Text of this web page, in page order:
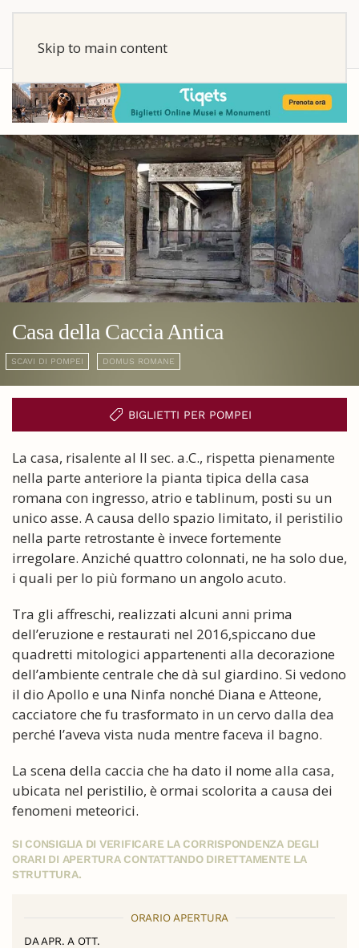
Skip to main content
Casa della Caccia Antica
SCAVI DI POMPEI DOMUS ROMANE
BIGLIETTI PER POMPEI
La casa, risalente al II sec. a.C., rispetta pienamente
nella parte anteriore la pianta tipica della casa
romana con ingresso, atrio e tablinum, posti su un
unico asse. A causa dello spazio limitato, il peristilio
nella parte retrostante è invece fortemente
irregolare. Anziché quattro colonnati, ne ha solo due,
i quali per lo più formano un angolo acuto.
Tra gli affreschi, realizzati alcuni anni prima
dell’eruzione e restaurati nel 2016,spiccano due
quadretti mitologici appartenenti alla decorazione
dell’ambiente centrale che dà sul giardino. Si vedono
il dio Apollo e una Ninfa nonché Diana e Atteone,
cacciatore che fu trasformato in un cervo dalla dea
perché l’aveva vista nuda mentre faceva il bagno.
La scena della caccia che ha dato il nome alla casa,
ubicata nel peristilio, è ormai scolorita a causa dei
fenomeni meteorici.
SI CONSIGLIA DI VERIFICARE LA CORRISPONDENZA DEGLI
ORARI DI APERTURA CONTATTANDO DIRETTAMENTE LA
STRUTTURA.
ORARIO APERTURA
DA APR. A OTT.